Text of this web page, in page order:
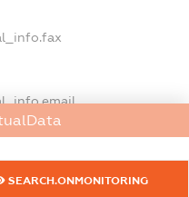
SEARCH.ONMONITORING